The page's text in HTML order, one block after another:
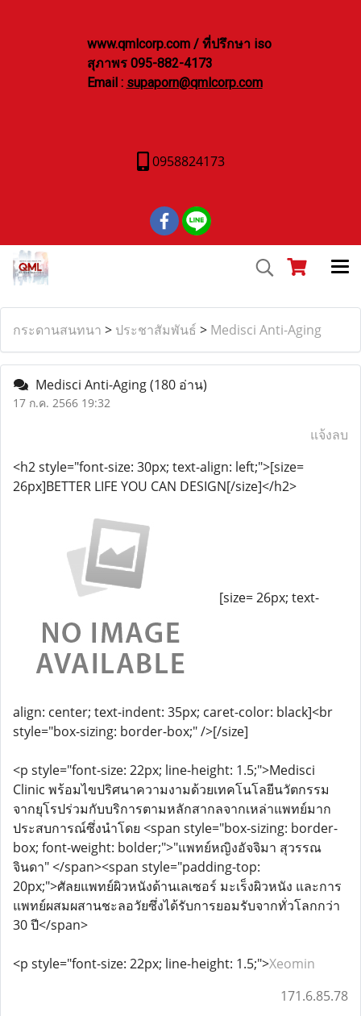
www.qmlcorp.com / ที่ปรึกษา iso
สุภาพร 095-882-4173
Email : supaporn@qmlcorp.com
0958824173
กระดานสนทนา > ประชาสัมพันธ์ > Medisci Anti-Aging
Medisci Anti-Aging(180 อ่าน)
17 ก.ค. 2566 19:32
แจ้งลบ
<h2 style="font-size: 30px; text-align: left;">[size=
26px]BETTER LIFE YOU CAN DESIGN[/size]</h2>
[size= 26px; text-
align: center; text-indent: 35px; caret-color: black]<br
style="box-sizing: border-box;" />[/size]
<p style="font-size: 22px; line-height: 1.5;">Medisci
Clinic พร้อมไขปริศนาความงามด้วยเทคโนโลยีนวัตกรรม
จากยุโรปร่วมกับบริการตามหลักสากลจากเหล่าแพทย์มาก
ประสบการณ์ซึ่งนำโดย <span style="box-sizing: border-
box; font-weight: bolder;">"แพทย์หญิงอัจจิมา สุวรรณ
จินดา" </span><span style="padding-top:
20px;">ศัลยแพทย์ผิวหนังด้านเลเซอร์ มะเร็งผิวหนัง และการ
แพทย์ผสมผสานชะลอวัยซึ่งได้รับการยอมรับจากทั่วโลกกว่า
30 ปี</span>
<p style="font-size: 22px; line-height: 1.5;">Xeomin
171.6.85.78